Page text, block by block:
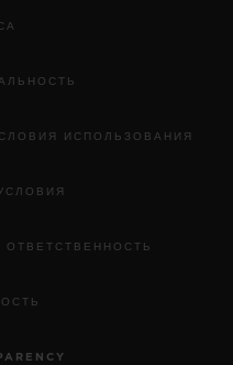
ИСПОЛЬЗОВАНИЯ
ОТВЕТСТВЕННОСТЬ